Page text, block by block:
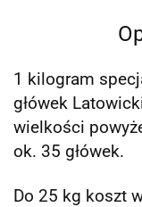
1 kilogram
główek
wielkości
ok. 35 główek.
Do 25 kg koszt